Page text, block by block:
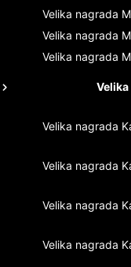
Velika nagrada
Velika nagrada
Velika nagrada
Velika nagrada
Velika nagrada
Velika nagrada
Velika nagrada